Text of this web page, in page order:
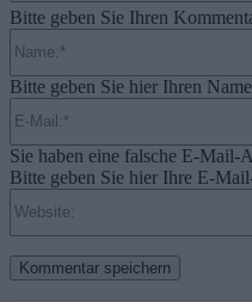
Bitte geben Sie Ihren
Bitte geben Sie hier Ihren
Sie haben eine falsche E-Mail-
Bitte geben Sie hier Ihre E-